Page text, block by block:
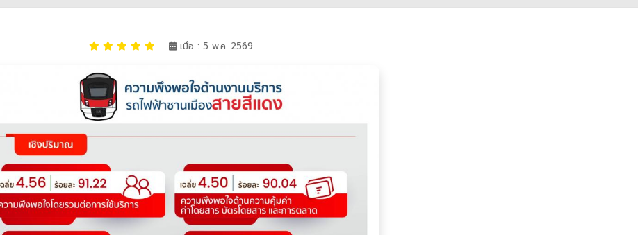
เมื่อ : 5 พ.ค. 2569